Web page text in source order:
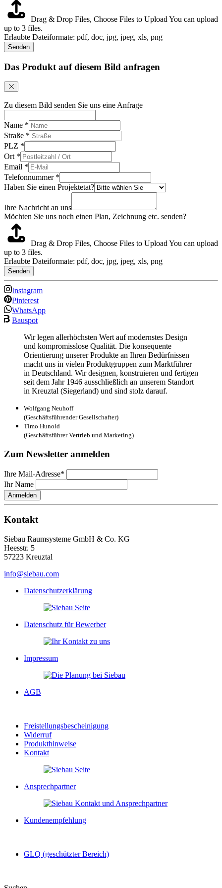
Drag & Drop Files, Choose Files to Upload You can upload
up to 3 files.
Erlaubte Dateiformate: pdf, doc, jpg, jpeg, xls, png
Senden
Das Produkt auf diesem Bild anfragen
Zu diesem Bild senden Sie uns eine Anfrage
Name *
Straße *
PLZ *
Ort *
Email *
Telefonnummer *
Haben Sie einen Projektetat?
Ihre Nachricht an uns
Möchten Sie uns noch einen Plan, Zeichnung etc. senden?
Drag & Drop Files, Choose Files to Upload You can upload
up to 3 files.
Erlaubte Dateiformate: pdf, doc, jpg, jpeg, xls, png
Senden
Instagram
Pinterest
WhatsApp
Bauspot
Wir legen allerhöchsten Wert auf modernstes Design
und kompromisslose Qualität. Die konsequente
Orientierung unserer Produkte an Ihren Bedürfnissen
macht uns in vielen Produktgruppen zum Marktführer
in Deutschland. Wir designen, konstruieren und fertigen
seit dem Jahr 1946 ausschließlich an unserem Standort
in Kreuztal (Siegerland) und sind stolz darauf.
Wolfgang Neuhoff
(Geschäftsführender Gesellschafter)
Timo Hunold
(Geschäftsführer Vertrieb und Marketing)
Zum Newsletter anmelden
Ihre Mail-Adresse*
Ihr Name
Anmelden
Kontakt
Siebau Raumsysteme GmbH & Co. KG
Heesstr. 5
57223 Kreuztal
info@siebau.com
Datenschutzerklärung
Datenschutz für Bewerber
Impressum
AGB
Freistellungsbescheinigung
Widerruf
Produkthinweise
Kontakt
Ansprechpartner
Kundenempfehlung
GLQ (geschützter Bereich)